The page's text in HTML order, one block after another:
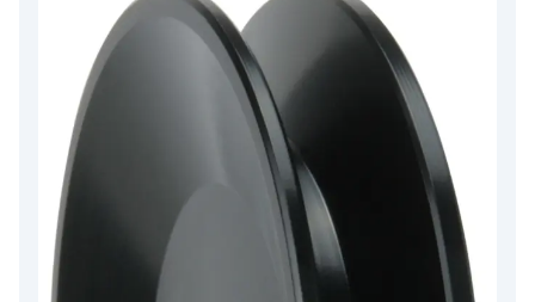
Position/VP
Breite/Halterarm 13.00
D+ Größe
Volt 14 90
Riemenspannloch Position
Gesamtlänge251.00
Regler/kohlenhalter pos. 28 5